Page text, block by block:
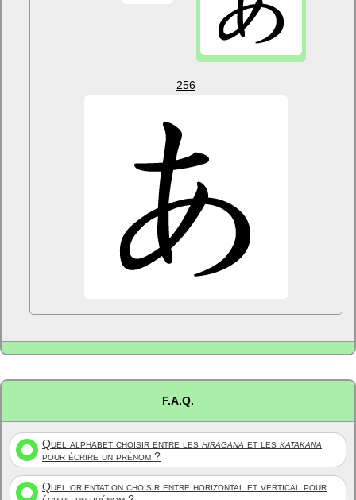
256
F.A.Q.
Quel alphabet choisir entre les hiragana et les katakana
pour écrire un prénom ?
Quel orientation choisir entre horizontal et vertical pour